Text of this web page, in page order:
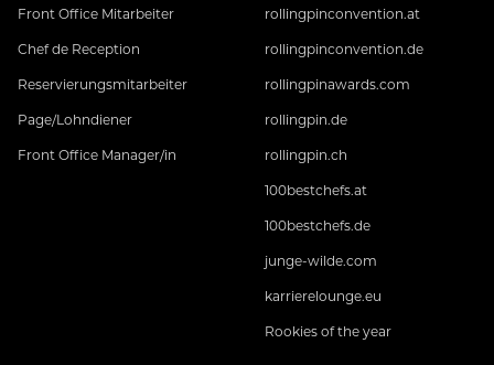
Front Office Mitarbeiter
Chef de Reception
Reservierungsmitarbeiter
Page/Lohndiener
Front Office Manager/in
rollingpinconvention.at
rollingpinconvention.de
rollingpinawards.com
rollingpin.de
rollingpin.ch
100bestchefs.at
100bestchefs.de
junge-wilde.com
karrierelounge.eu
Rookies of the year